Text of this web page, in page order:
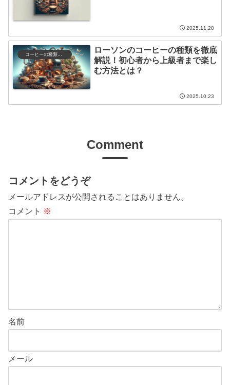
2025.11.28
コーヒーの種類と特徴
ローソンのコーヒーの種類を徹底
解説！初心者から上級者まで楽し
む方法とは？
2025.10.23
Comment
コメントをどうぞ
メールアドレスが公開されることはありません。
コメント ※
名前
メール